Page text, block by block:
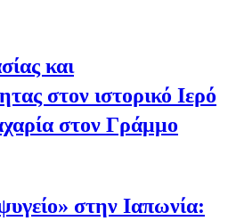
και
στον ιστορικό Ιερό
στον Γράμμο
στην Ιαπωνία: